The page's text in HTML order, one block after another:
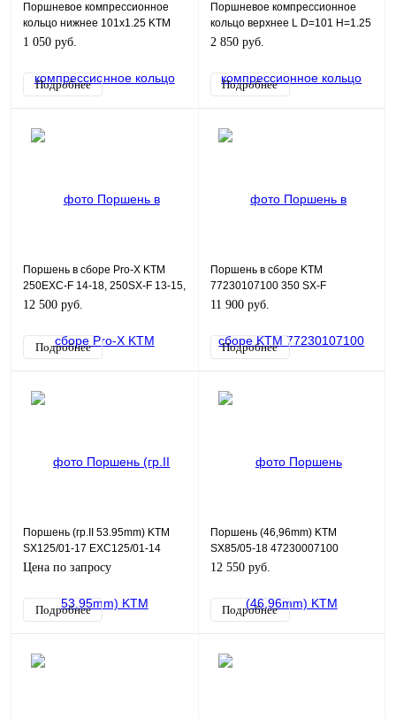
Поршневое компрессионное
кольцо нижнее 101x1.25 KTM
625/640/990
1 050 руб.
Подробнее
Поршневое компрессионное
кольцо верхнее L D=101 H=1.25
KTM 625/640/990
2 850 руб.
Подробнее
Поршень в сборе Pro-X KTM
250EXC-F 14-18, 250SX-F 13-15,
Husqvarna FE250 14-18 d-
12 500 руб.
Подробнее
Поршень в сборе KTM
77230107100 350 SX-F
11 900 руб.
Подробнее
Поршень (гр.II 53.95mm) KTM
SX125/01-17 EXC125/01-14
Цена по запросу
Подробнее
Поршень (46,96mm) KTM
SX85/05-18 47230007100
12 550 руб.
Подробнее